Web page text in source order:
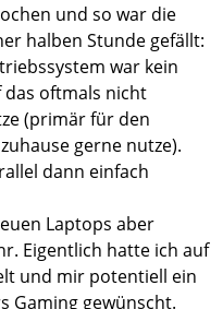
und so war die
halben Stunde gefällt:
war kein
das oftmals nicht
(primär für den
gerne nutze).
dann einfach
Laptops aber
Eigentlich hatte ich auf
und mir potentiell ein
Gaming gewünscht.